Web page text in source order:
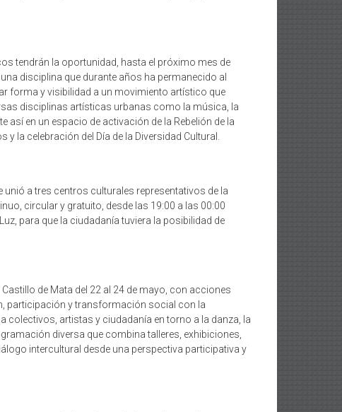
tendrán la oportunidad, hasta el próximo mes de
disciplina que durante años ha permanecido al
forma y visibilidad a un movimiento artístico que
disciplinas artísticas urbanas como la música, la
así en un espacio de activación de la Rebelión de la
la celebración del Día de la Diversidad Cultural.
a tres centros culturales representativos de la
circular y gratuito, desde las 19:00 a las 00:00
para que la ciudadanía tuviera la posibilidad de
de Mata del 22 al 24 de mayo, con acciones
participación y transformación social con la
colectivos, artistas y ciudadanía en torno a la danza, la
diversa que combina talleres, exhibiciones,
intercultural desde una perspectiva participativa y